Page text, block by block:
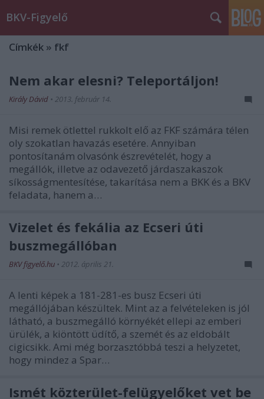
BKV-Figyelő
Címkék » fkf
Nem akar elesni? Teleportáljon!
Király Dávid • 2013. február 14.
Misi remek ötlettel rukkolt elő az FKF számára télen
oly szokatlan havazás esetére. Annyiban
pontosítanám olvasónk észrevételét, hogy a
megállók, illetve az odavezető járdaszakaszok
síkosságmentesítése, takarítása nem a BKK és a BKV
feladata, hanem a…
Vizelet és fekália az Ecseri úti
buszmegállóban
BKV figyelő.hu • 2012. április 21.
A lenti képek a 181-281-es busz Ecseri úti
megállójában készültek. Mint az a felvételeken is jól
látható, a buszmegálló környékét ellepi az emberi
ürülék, a kiöntött üdítő, a szemét és az eldobált
cigicsikk. Ami még borzasztóbbá teszi a helyzetet,
hogy mindez a Spar…
Ismét közterület-felügyelőket vet be